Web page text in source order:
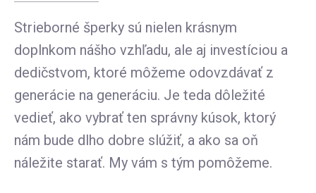
Strieborné šperky sú nielen krásnym
doplnkom nášho vzhľadu, ale aj investíciou a
dedičstvom, ktoré môžeme odovzdávať z
generácie na generáciu. Je teda dôležité
vedieť, ako vybrať ten správny kúsok, ktorý
nám bude dlho dobre slúžiť, a ako sa oň
náležite starať. My vám s tým pomôžeme.